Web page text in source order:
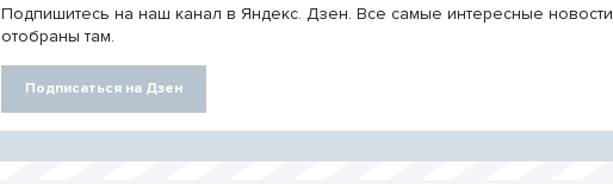
Подпишитесь на наш канал в Яндекс. Дзен. Все самые интересные новости
отобраны там.
Подписаться на Дзен